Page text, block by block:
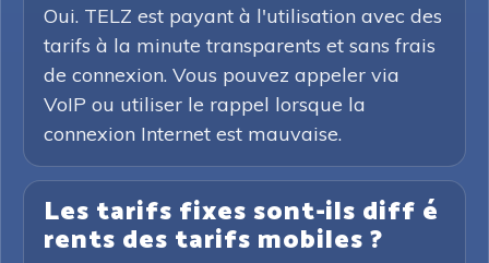
Oui. TELZ est payant à l'utilisation avec des
tarifs à la minute transparents et sans frais
de connexion. Vous pouvez appeler via
VoIP ou utiliser le rappel lorsque la
connexion Internet est mauvaise.
Les tarifs fixes sont-ils diff é
rents des tarifs mobiles ?